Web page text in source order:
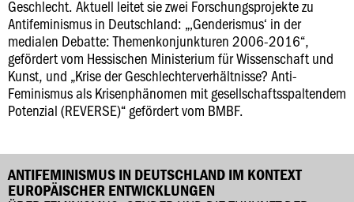
Geschlecht. Aktuell leitet sie zwei Forschungsprojekte zu
Antifeminismus in Deutschland: „‚Genderismus‘ in der
medialen Debatte: Themenkonjunkturen 2006-2016“,
gefördert vom Hessischen Ministerium für Wissenschaft und
Kunst, und „Krise der Geschlechterverhältnisse? Anti-
Feminismus als Krisenphänomen mit gesellschaftsspaltendem
Potenzial (REVERSE)“ gefördert vom BMBF.
ANTIFEMINISMUS IN DEUTSCHLAND IM KONTEXT
EUROPÄISCHER ENTWICKLUNGEN